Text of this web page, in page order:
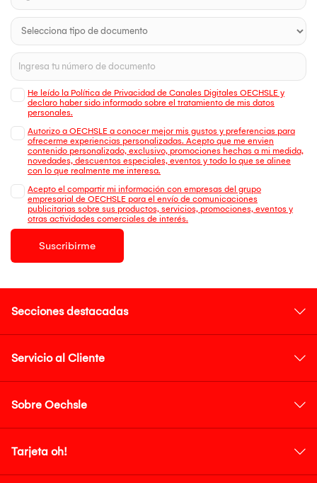
He leído la Política de Privacidad de Canales Digitales OECHSLE y
declaro haber sido informado sobre el tratamiento de mis datos
personales.
Autorizo a OECHSLE a conocer mejor mis gustos y preferencias para
ofrecerme experiencias personalizadas. Acepto que me envien
contenido personalizado, exclusivo, promociones hechas a mi medida,
novedades, descuentos especiales, eventos y todo lo que se alinee
con lo que realmente me interesa.
Acepto el compartir mi información con empresas del grupo
empresarial de OECHSLE para el envío de comunicaciones
publicitarias sobre sus productos, servicios, promociones, eventos y
otras actividades comerciales de interés.
Suscribirme
Secciones destacadas
Servicio al Cliente
Sobre Oechsle
Tarjeta oh!